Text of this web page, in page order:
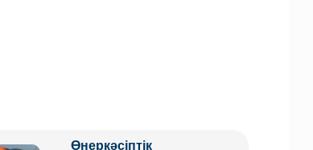
Өнеркәсіптік